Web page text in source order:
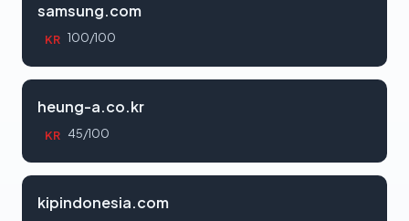
samsung.com
KR 100/100
heung-a.co.kr
KR 45/100
kipindonesia.com